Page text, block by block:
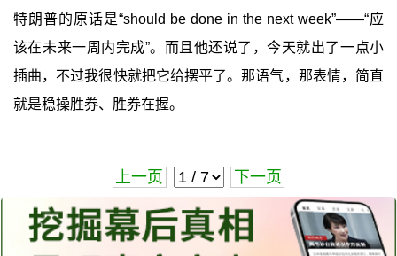
特朗普的原话是“should be done in the next week”——“应
该在未来一周内完成”。而且他还说了，今天就出了一点小
插曲，不过我很快就把它给摆平了。那语气，那表情，简直
就是稳操胜券、胜券在握。
上一页 下一页